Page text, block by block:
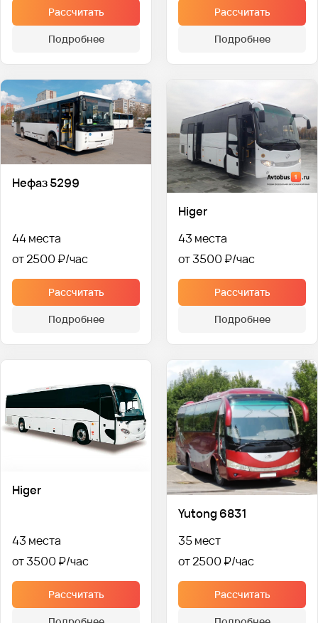
Рассчитать
Подробнее
Рассчитать
Подробнее
Нефаз 5299
44 места
от 2500 ₽
Рассчитать
Подробнее
Higer
43 места
от 3500 ₽
Рассчитать
Подробнее
Higer
43 места
от 3500 ₽
Рассчитать
Yutong 6831
35 мест
от 2500 ₽
Рассчитать